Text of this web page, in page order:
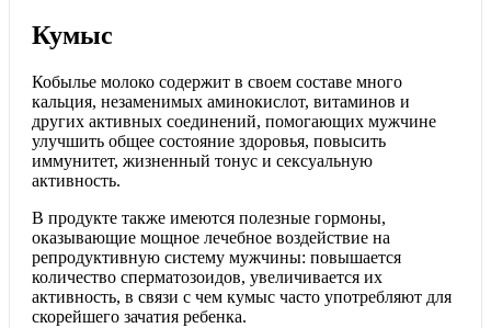
Кумыс
Кобылье молоко содержит в своем составе много
кальция, незаменимых аминокислот, витаминов и
других активных соединений, помогающих мужчине
улучшить общее состояние здоровья, повысить
иммунитет, жизненный тонус и сексуальную
активность.
В продукте также имеются полезные гормоны,
оказывающие мощное лечебное воздействие на
репродуктивную систему мужчины: повышается
количество сперматозоидов, увеличивается их
активность, в связи с чем кумыс часто употребляют для
скорейшего зачатия ребенка.